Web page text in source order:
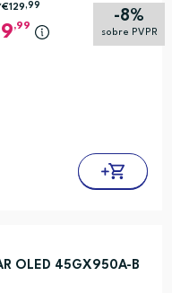
-8%
sobre PVPR
€129,99
,99
OLED 45GX950A-B